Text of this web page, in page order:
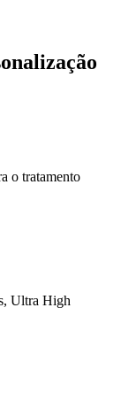
o tratamento
Ultra High